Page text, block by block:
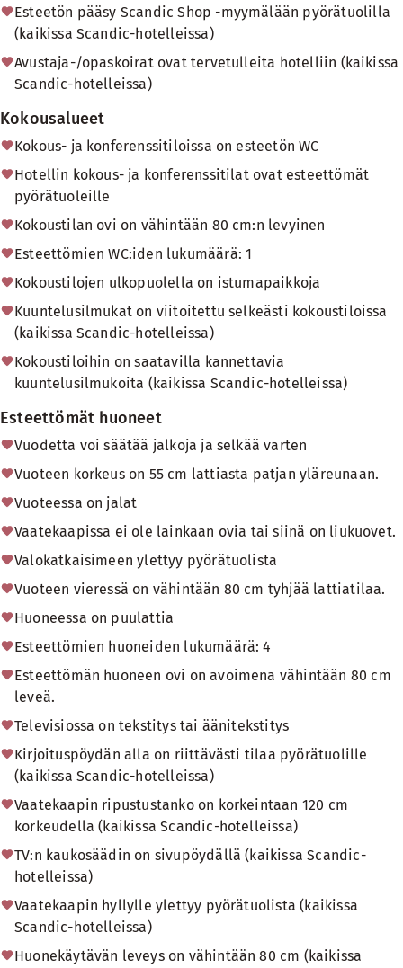
Esteetön pääsy Scandic Shop -myymälään pyörätuolilla
(kaikissa Scandic-hotelleissa)
Avustaja-/opaskoirat ovat tervetulleita hotelliin (kaikissa
Scandic-hotelleissa)
Kokousalueet
Kokous- ja konferenssitiloissa on esteetön WC
Hotellin kokous- ja konferenssitilat ovat esteettömät
pyörätuoleille
Kokoustilan ovi on vähintään 80 cm:n levyinen
Esteettömien WC:iden lukumäärä: 1
Kokoustilojen ulkopuolella on istumapaikkoja
Kuuntelusilmukat on viitoitettu selkeästi kokoustiloissa
(kaikissa Scandic-hotelleissa)
Kokoustiloihin on saatavilla kannettavia
kuuntelusilmukoita (kaikissa Scandic-hotelleissa)
Esteettömät huoneet
Vuodetta voi säätää jalkoja ja selkää varten
Vuoteen korkeus on 55 cm lattiasta patjan yläreunaan.
Vuoteessa on jalat
Vaatekaapissa ei ole lainkaan ovia tai siinä on liukuovet.
Valokatkaisimeen ylettyy pyörätuolista
Vuoteen vieressä on vähintään 80 cm tyhjää lattiatilaa.
Huoneessa on puulattia
Esteettömien huoneiden lukumäärä: 4
Esteettömän huoneen ovi on avoimena vähintään 80 cm
leveä.
Televisiossa on tekstitys tai äänitekstitys
Kirjoituspöydän alla on riittävästi tilaa pyörätuolille
(kaikissa Scandic-hotelleissa)
Vaatekaapin ripustustanko on korkeintaan 120 cm
korkeudella (kaikissa Scandic-hotelleissa)
TV:n kaukosäädin on sivupöydällä (kaikissa Scandic-
hotelleissa)
Vaatekaapin hyllylle ylettyy pyörätuolista (kaikissa
Scandic-hotelleissa)
Huonekäytävän leveys on vähintään 80 cm (kaikissa